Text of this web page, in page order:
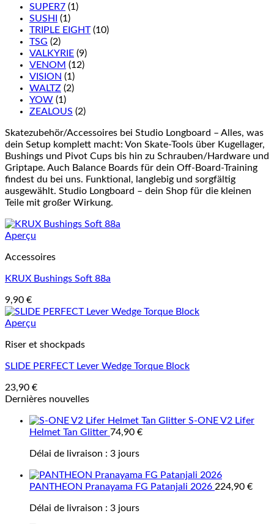
SUPER7 (1)
SUSHI
(1)
TRIPLE EIGHT (10)
TSG (2)
VALKYRIE (9)
VENOM (12)
VISION (1)
WALTZ (2)
YOW (1)
ZEALOUS (2)
Skatezubehör/Accessoires bei Studio Longboard – Alles, was
dein Setup komplett macht: Von Skate-Tools über Kugellager,
Bushings und Pivot Cups bis hin zu Schrauben/Hardware und
Griptape. Auch Balance Boards für dein Off-Board-Training
findest du bei uns. Funktional, langlebig und sorgfältig
ausgewählt. Studio Longboard – dein Shop für die kleinen
Teile mit großer Wirkung.
Aperçu
Accessoires
KRUX Bushings Soft 88a
9,90 €
Aperçu
Riser et shockpads
SLIDE PERFECT Lever Wedge Torque Block
23,90 €
Dernières nouvelles
S-ONE V2 Lifer
Helmet Tan Glitter 74,90 €
Délai de livraison : 3 jours
PANTHEON Pranayama FG Patanjali 2026 224,90 €
Délai de livraison : 3 jours